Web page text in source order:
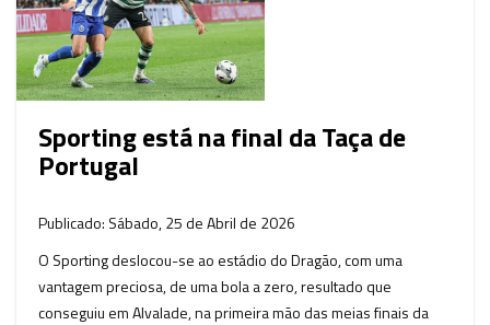
Sporting está na final da Taça de
Portugal
Publicado: Sábado, 25 de Abril de 2026
O Sporting deslocou-se ao estádio do Dragão, com uma
vantagem preciosa, de uma bola a zero, resultado que
conseguiu em Alvalade, na primeira mão das meias finais da